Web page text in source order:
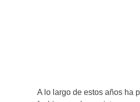
A lo largo de estos años ha